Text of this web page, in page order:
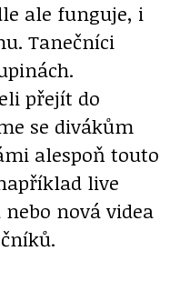
ale funguje, i
Tanečníci
přejít do
se divákům
alespoň touto
live
nová videa